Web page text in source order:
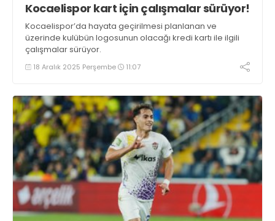
Kocaelispor kart için çalışmalar sürüyor!
Kocaelispor’da hayata geçirilmesi planlanan ve
üzerinde kulübün logosunun olacağı kredi kartı ile ilgili
çalışmalar sürüyor.
18 Aralık 2025 Perşembe 11:07